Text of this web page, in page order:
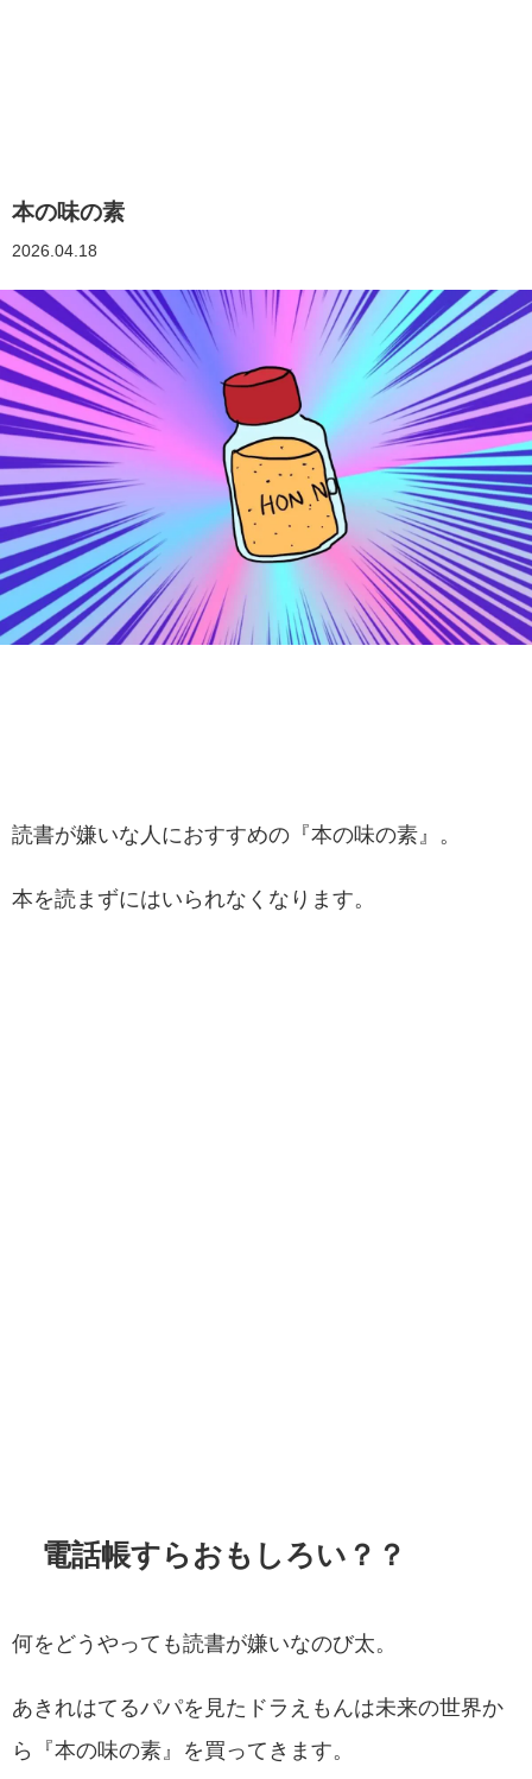
本の味の素
2026.04.18
読書が嫌いな人におすすめの『本の味の素』。
本を読まずにはいられなくなります。
電話帳すらおもしろい？？
何をどうやっても読書が嫌いなのび太。
あきれはてるパパを見たドラえもんは未来の世界か
ら『本の味の素』を買ってきます。